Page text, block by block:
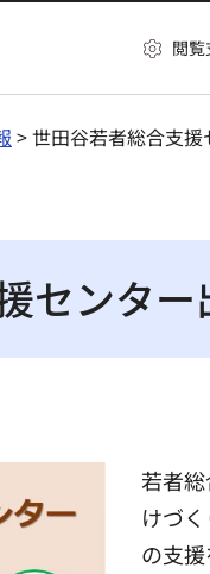
閲
> 世田谷若者総合支
センター
若者
けづ
の支